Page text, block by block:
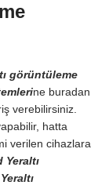
görüntüleme
ne buradan
verebilirsiniz.
hatta
verilen cihazlara
Yeraltı